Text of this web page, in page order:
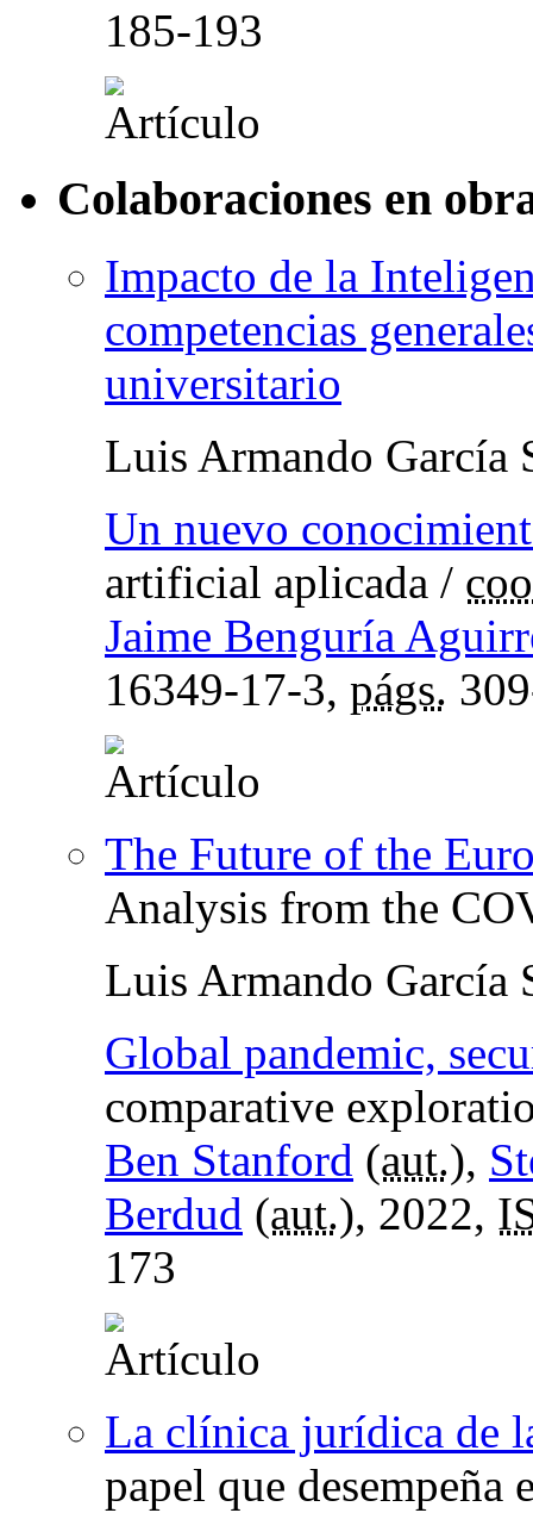
185-193
Colaboraciones en
Impacto de la
competencias
universitario
Luis Armando García
Un nuevo
artificial aplicada /
Jaime Benguría
16349-17-3, págs.
The Future of the
Analysis from the
Luis Armando García
Global pandemic,
comparative
Ben Stanford (aut.),
Berdud (aut.), 2022,
173
La clínica jurídica de
papel que